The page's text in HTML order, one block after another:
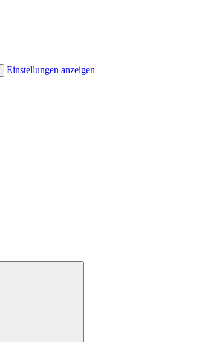
Einstellungen anzeigen